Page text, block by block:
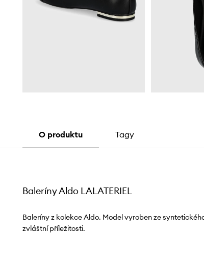
O produktu Tagy
Baleríny Aldo LALATERIEL
Baleríny z kolekce Aldo. Model vyroben ze
zvláštní příležitosti.